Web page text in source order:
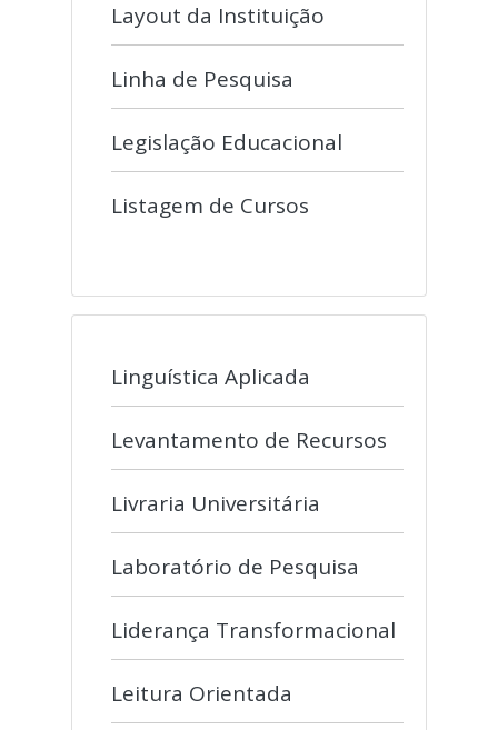
Layout da Instituição
Linha de Pesquisa
Legislação Educacional
Listagem de Cursos
Linguística Aplicada
Levantamento de Recursos
Livraria Universitária
Laboratório de Pesquisa
Liderança Transformacional
Leitura Orientada